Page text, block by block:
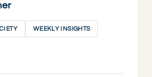
WEEKLY INSIGHTS